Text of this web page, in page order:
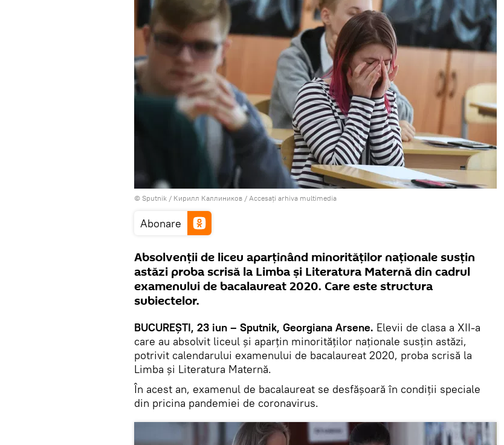
© Sputnik / Кирилл Каллиников / Accesați arhiva multimedia
Abonare
Absolvenții de liceu aparținând minorităților naționale susțin
astăzi proba scrisă la Limba și Literatura Maternă din cadrul
examenului de bacalaureat 2020. Care este structura
subiectelor.
BUCUREȘTI, 23 iun – Sputnik, Georgiana Arsene. Elevii de clasa a XII-a
care au absolvit liceul și aparțin minorităților naționale susțin astăzi,
potrivit calendarului examenului de bacalaureat 2020, proba scrisă la
Limba și Literatura Maternă.
În acest an, examenul de bacalaureat se desfășoară în condiții speciale
din pricina pandemiei de coronavirus.